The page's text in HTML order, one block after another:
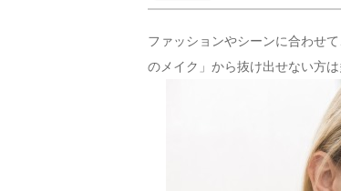
ファッションやシーンに合わせ
のメイク」から抜け出せない方